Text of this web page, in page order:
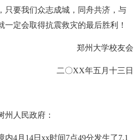
只要我们众志成城，同舟共济，与
一定会取得抗震救灾的最后胜利！
郑州大学校友会
二〇XX年五月十三日
州人民政府：
内4月14日xx时间7点49分发生了7.1